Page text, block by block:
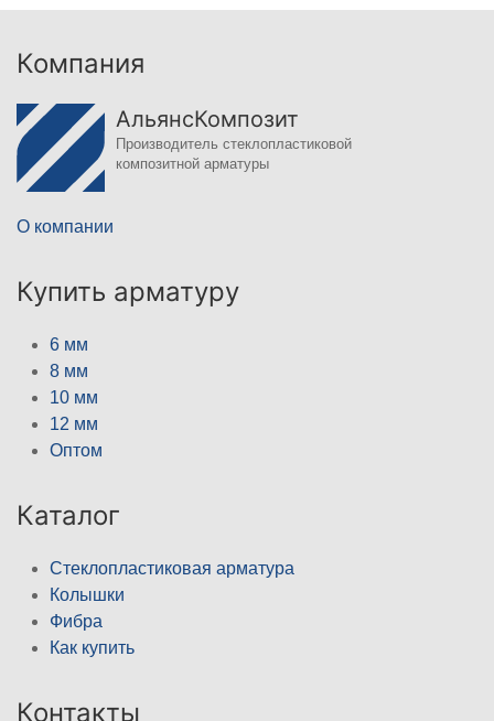
Компания
АльянсКомпозит
Производитель стеклопластиковой
композитной арматуры
О компании
Купить арматуру
6 мм
8 мм
10 мм
12 мм
Оптом
Каталог
Стеклопластиковая арматура
Колышки
Фибра
Как купить
Контакты